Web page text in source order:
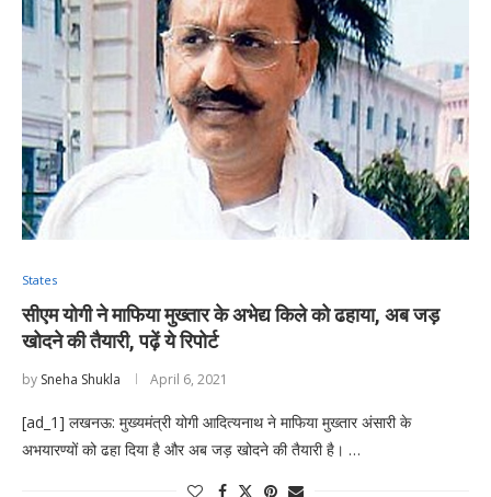
States
सीएम योगी ने माफिया मुख्तार के अभेद्य किले को ढहाया, अब जड़
खोदने की तैयारी, पढ़ें ये रिपोर्ट
by Sneha Shukla April 6, 2021
[ad_1] लखनऊ: मुख्यमंत्री योगी आदित्यनाथ ने माफिया मुख्तार अंसारी के
अभयारण्यों को ढहा दिया है और अब जड़ खोदने की तैयारी है। …